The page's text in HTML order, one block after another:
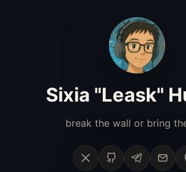
Sixia "Leask"
break the wall or bring
X GitHubTelegram